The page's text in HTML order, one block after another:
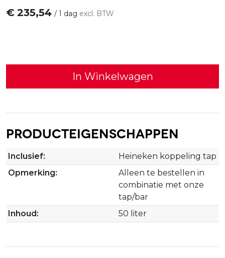
€ 235,54 / 1 dag excl. BTW
In Winkelwagen
Producteigenschappen
Inclusief:
Heineken koppeling tap
Opmerking:
Alleen te bestellen in
combinatie met onze
tap/bar
Inhoud:
50 liter